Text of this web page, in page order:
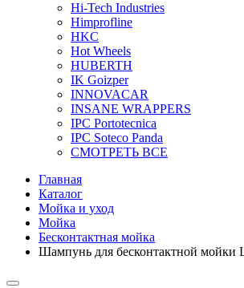
Hi-Tech Industries
Himprofline
HKC
Hot Wheels
HUBERTH
IK Goizper
INNOVACAR
INSANE WRAPPERS
IPC Portotecnica
IPC Soteco Panda
СМОТРЕТЬ ВСЕ
Главная
Каталог
Мойка и уход
Мойка
Бесконтактная мойка
Шампунь для бесконтактной мойки